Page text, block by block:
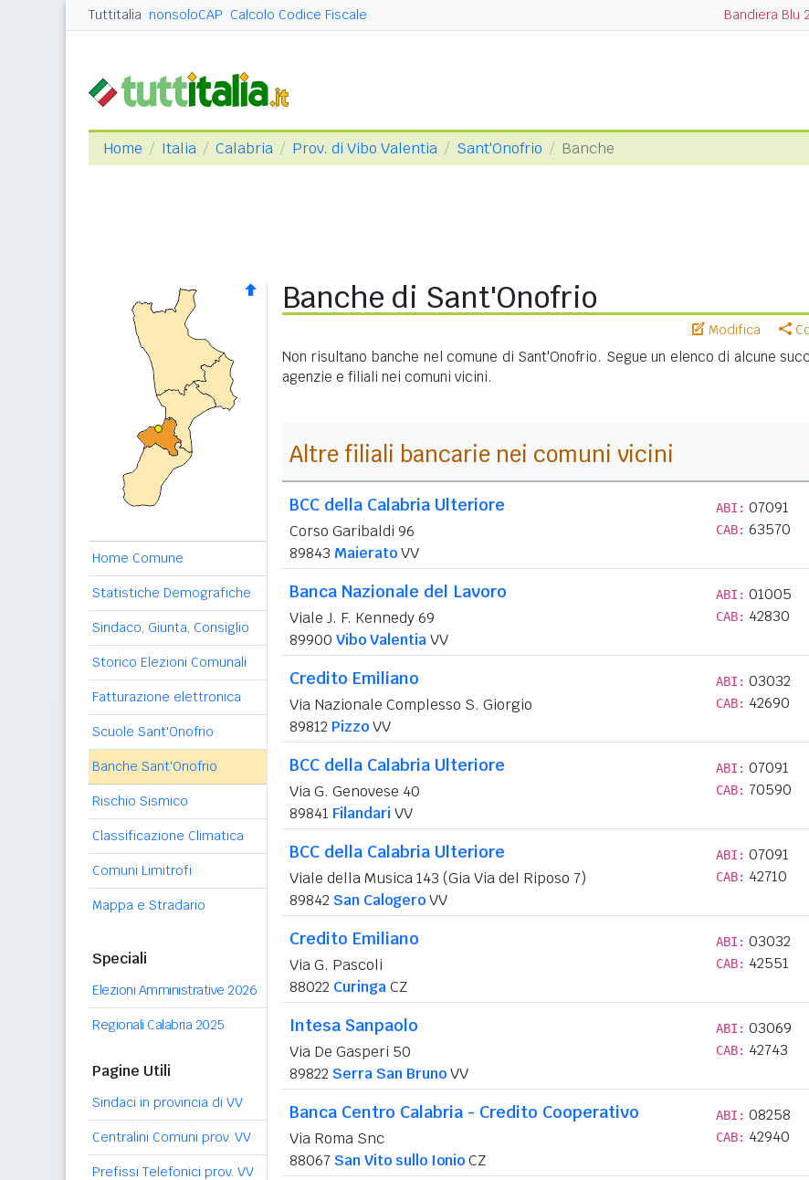
Tuttitalia nonsoloCAP Calcolo Codice Fiscale Bandiera Blu
Home Italia Calabria Prov. di Vibo Valentia Sant'Onofrio Banche
Home Comune
Statistiche Demografiche
Sindaco, Giunta, Consiglio
Storico Elezioni Comunali
Fatturazione elettronica
Scuole Sant'Onofrio
Banche Sant'Onofrio
Rischio Sismico
Classificazione Climatica
Comuni Limitrofi
Mappa e Stradario
Speciali
Elezioni Amministrative 2026
Regionali Calabria 2025
Pagine Utili
Sindaci in provincia di VV
Centralini Comuni prov. VV
Prefissi Telefonici prov. VV
Banche di Sant'Onofrio
Modifica
Non risultano banche nel comune di Sant'Onofrio. Segue un elenco di alcune
agenzie e filiali nei comuni vicini.
Altre filiali bancarie nei comuni vicini
BCC della Calabria Ulteriore
Corso Garibaldi 96
89843 MaieratoVV
ABI: 07091
CAB: 63570
Banca Nazionale del Lavoro
Viale J. F. Kennedy 69
89900 Vibo ValentiaVV
ABI: 01005
CAB: 42830
Credito Emiliano
Via Nazionale Complesso S. Giorgio
89812 PizzoVV
ABI: 03032
CAB: 42690
BCC della Calabria Ulteriore
Via G. Genovese 40
89841 Filandari VV
ABI: 07091
CAB: 70590
BCC della Calabria Ulteriore
Viale della Musica 143 (Gia Via del Riposo 7)
89842 San CalogeroVV
ABI: 07091
CAB: 42710
Credito Emiliano
Via G. Pascoli
88022 CuringaCZ
ABI: 03032
CAB: 42551
Intesa Sanpaolo
Via De Gasperi 50
89822 Serra San BrunoVV
ABI: 03069
CAB: 42743
Banca Centro Calabria - Credito Cooperativo
Via Roma Snc
88067 San Vito sullo IonioCZ
ABI: 08258
CAB: 42940